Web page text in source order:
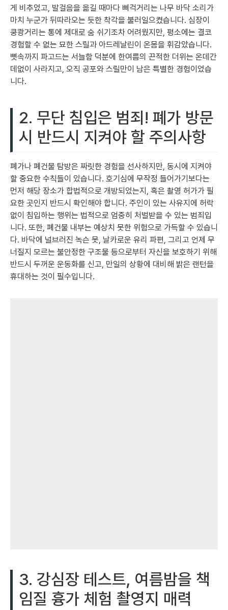
게 비추었고, 발걸음을 옮길 때마다 삐걱거리는 나무 바닥 소리가
마치 누군가 뒤따라오는 듯한 착각을 불러일으켰습니다. 심장이
쿵쾅거리는 통에 제대로 숨 쉬기조차 어려웠지만, 평소에는 결코
경험할 수 없는 묘한 스릴과 아드레날린이 온몸을 휘감았습니다.
뼛속까지 파고드는 서늘함 덕분에 한여름의 끈적한 더위는 온데간
데없이 사라지고, 오직 공포와 스릴만이 남은 특별한 경험이었습
니다.
2. 무단 침입은 범죄! 폐가 방문
시 반드시 지켜야 할 주의사항
폐가나 폐건물 탐방은 짜릿한 경험을 선사하지만, 동시에 지켜야
할 중요한 수칙들이 있습니다. 호기심에 무작정 들어가기보다는
먼저 해당 장소가 합법적으로 개방되었는지, 혹은 촬영 허가가 필
요한 곳인지 반드시 확인해야 합니다. 주인이 있는 사유지에 허락
없이 침입하는 행위는 법적으로 엄중히 처벌받을 수 있는 범죄입
니다. 또한, 폐건물 내부는 예상치 못한 위험으로 가득할 수 있습니
다. 바닥에 널브러진 녹슨 못, 날카로운 유리 파편, 그리고 언제 무
너질지 모르는 불안정한 구조물 등으로부터 자신을 보호하기 위해
반드시 두꺼운 운동화를 신고, 만일의 상황에 대비해 밝은 랜턴을
휴대하는 것이 필수입니다.
3. 강심장 테스트, 여름밤을 책
임질 흉가 체험 촬영지 매력